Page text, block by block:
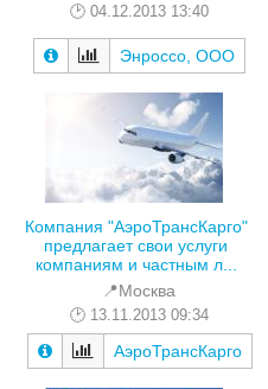
04.12.2013 13:40
Энроссо, ООО
Компания "АэроТрансКарго"
предлагает свои услуги
компаниям и частным л...
📍Москва
13.11.2013 09:34
АэроТрансКарго